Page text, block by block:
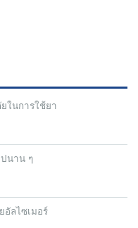
ในการใช้ยา
ปนาน ๆ
อัลไซเมอร์